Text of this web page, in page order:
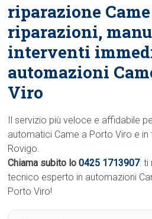
riparazione
riparazioni,
interventi
automazioni
Viro
Il servizio più veloce e affidabile
automatici Came a Porto Viro e in
Rovigo.
Chiama subito lo0425 1713907: ti
tecnico esperto in automazioni
Porto Viro!